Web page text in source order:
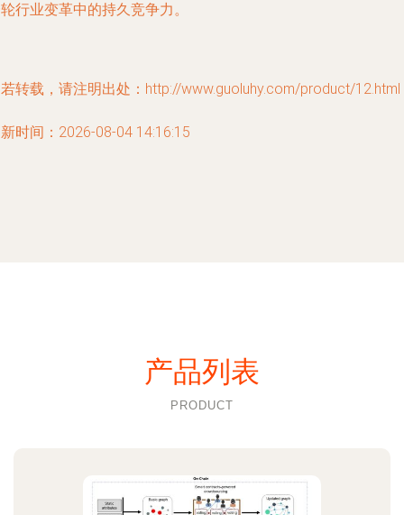
行业变革中的持久竞争力。
转载，请注明出处：http://www.guoluhy.com/product/12.html
时间：2026-08-04 14:16:15
产品列表
PRODUCT